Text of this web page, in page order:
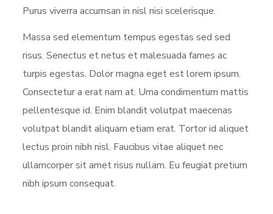
Purus viverra accumsan in nisl nisi scelerisque.
Massa sed elementum tempus egestas sed sed
risus. Senectus et netus et malesuada fames ac
turpis egestas. Dolor magna eget est lorem ipsum.
Consectetur a erat nam at. Urna condimentum mattis
pellentesque id. Enim blandit volutpat maecenas
volutpat blandit aliquam etiam erat. Tortor id aliquet
lectus proin nibh nisl. Faucibus vitae aliquet nec
ullamcorper sit amet risus nullam. Eu feugiat pretium
nibh ipsum consequat.